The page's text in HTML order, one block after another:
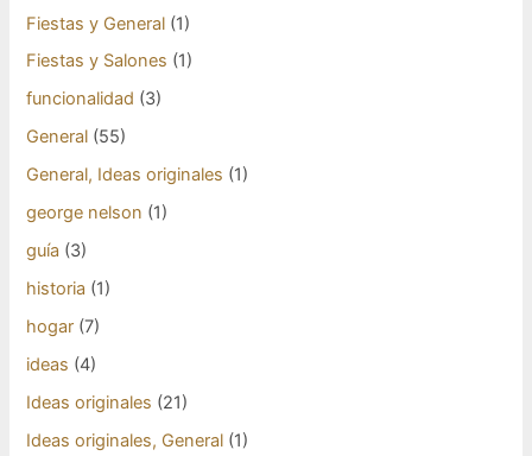
Fiestas y General (1)
Fiestas y Salones (1)
funcionalidad (3)
General (55)
General, Ideas originales (1)
george nelson (1)
guía (3)
historia (1)
hogar (7)
ideas (4)
Ideas originales (21)
Ideas originales, General (1)